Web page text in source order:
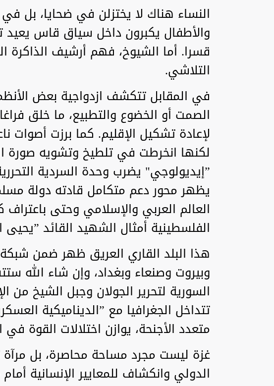
النساء هناك لا يختزلن في ضحايا، بل في
والأطفال يكبرون داخل سياق قاس
قسرا. أما الشيوخ، فهم أرشيف الذاكرة
التلاشي.
في المقابل تتكشف ازدواجية بعض
الصمت أو الخضوع والتطبيع، ما خلق
لإعادة تشكيل الإقليم. كما برزت أصوات
لكنها انخرطت في تلطيخ وتشويه صورة
”إيديولوجي" يضرب وحدة السردية
يظهر محور دعم متكامل قادته دولة
العالم العربي والإسلامي وحتى باعتراف
الفلسطينية أمثال الشهيد القائد ”يحيى
هذا البلد القاري العريق ظهر ضمن
وبيروت وصنعاء وبغداد، وإن شاء الله
السورية لتحرير الجولان وجبل الشيخ من
تتداخل الجغرافيا مع ”الديناميكية
متعدد الأجنحة، يوازن اختلالات القوة في
غزة ليست مجرد مساحة محاصرة، بل
الدولي وانكشاف للمعايير الإنسانية